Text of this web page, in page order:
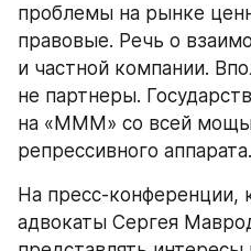
проблемы на рынке
правовые. Речь о
и частной компании.
не партнеры.
на «МММ» со всей
репрессивного аппарата.
На пресс-конференции,
адвокаты Сергея